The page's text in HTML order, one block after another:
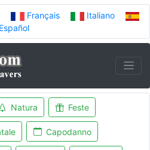
Français
Italiano
Español
Natura Feste
Capodanno